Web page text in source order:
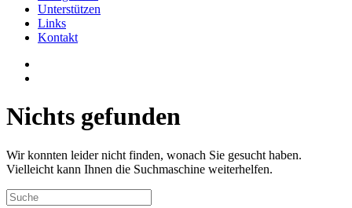
Unterstützen
Links
Kontakt
Nichts gefunden
Wir konnten leider nicht finden, wonach Sie gesucht haben.
Vielleicht kann Ihnen die Suchmaschine weiterhelfen.